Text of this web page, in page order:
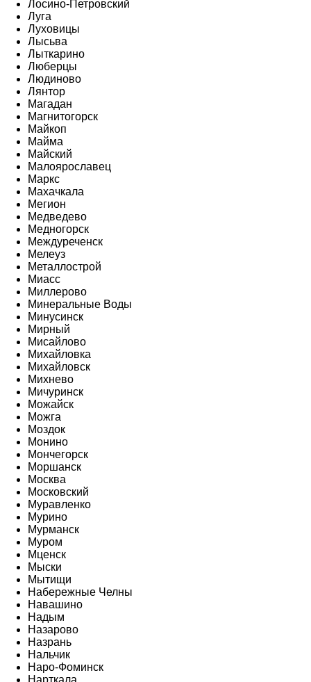
Лосино-Петровский
Луга
Луховицы
Лысьва
Лыткарино
Люберцы
Людиново
Лянтор
Магадан
Магнитогорск
Майкоп
Майма
Майский
Малоярославец
Маркс
Махачкала
Мегион
Медведево
Медногорск
Междуреченск
Мелеуз
Металлострой
Миасс
Миллерово
Минеральные Воды
Минусинск
Мирный
Мисайлово
Михайловка
Михайловск
Михнево
Мичуринск
Можайск
Можга
Моздок
Монино
Мончегорск
Моршанск
Москва
Московский
Муравленко
Мурино
Мурманск
Муром
Мценск
Мыски
Мытищи
Набережные Челны
Навашино
Надым
Назарово
Назрань
Нальчик
Наро-Фоминск
Нарткала